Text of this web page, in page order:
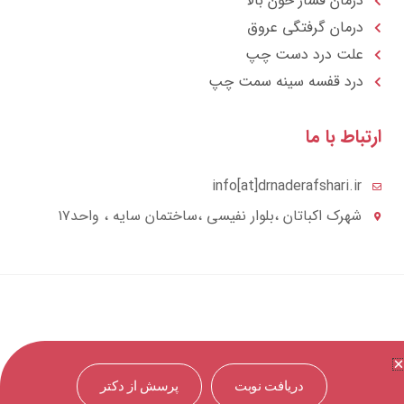
درمان گرفتگی عروق
علت درد دست چپ
درد قفسه سينه سمت چپ
با ما
info[at]drnaderafshari.ir
شهرک اکباتان ،بلوار نفیسی ،ساختمان سایه ، واحد۱۷
دریافت نوبت پرسش از دکتر